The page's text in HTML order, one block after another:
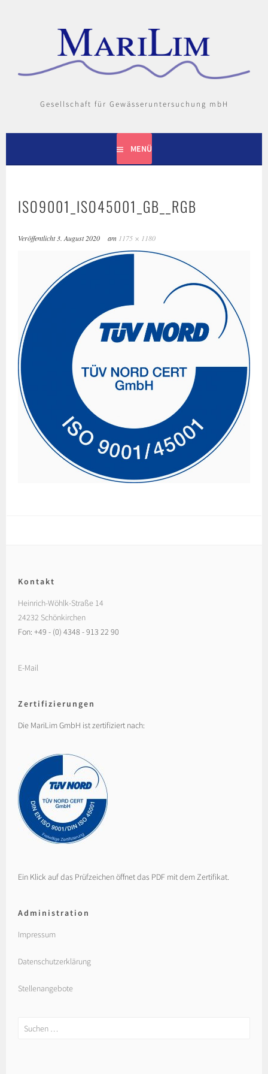
Gesellschaft für Gewässeruntersuchung mbH
MENÜ
ISO9001_ISO45001_GB__RGB
Veröffentlicht 3. August 2020 am 1175 × 1180
Kontakt
Heinrich-Wöhlk-Straße 14
24232 Schönkirchen
Fon: +49 - (0) 4348 - 913 22 90
E-Mail
Zertifizierungen
Die MariLim GmbH ist zertifiziert nach:
Ein Klick auf das Prüfzeichen öffnet das PDF mit dem Zertifikat.
Administration
Impressum
Datenschutzerklärung
Stellenangebote
Suchen